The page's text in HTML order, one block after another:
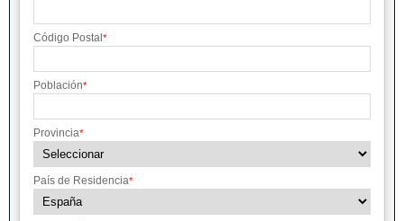
VILADECANS
VILAFRANCA DEL
VILANOVA I LA
Código Postal *
Población*
Provincia*
País de Residencia*